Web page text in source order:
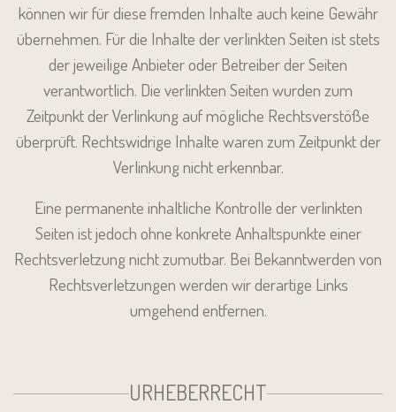
können wir für diese fremden Inhalte auch keine Gewähr
übernehmen. Für die Inhalte der verlinkten Seiten ist stets
der jeweilige Anbieter oder Betreiber der Seiten
verantwortlich. Die verlinkten Seiten wurden zum
Zeitpunkt der Verlinkung auf mögliche Rechtsverstöße
überprüft. Rechtswidrige Inhalte waren zum Zeitpunkt der
Verlinkung nicht erkennbar.
Eine permanente inhaltliche Kontrolle der verlinkten
Seiten ist jedoch ohne konkrete Anhaltspunkte einer
Rechtsverletzung nicht zumutbar. Bei Bekanntwerden von
Rechtsverletzungen werden wir derartige Links
umgehend entfernen.
URHEBERRECHT